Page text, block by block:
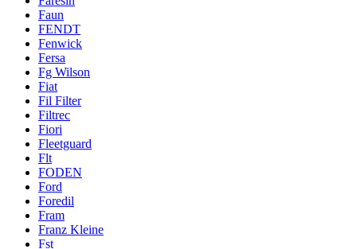
Faun
FENDT
Fenwick
Fersa
Fg Wilson
Fiat
Fil Filter
Filtrec
Fiori
Fleetguard
Flt
FODEN
Ford
Foredil
Fram
Franz Kleine
Fst